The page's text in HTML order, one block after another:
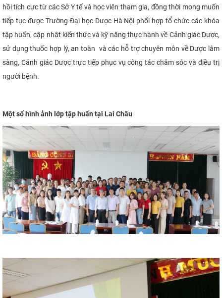
hồi tích cực từ các Sở Y tế và học viên tham gia, đồng thời mong muốn
tiếp tục được Trường Đại học Dược Hà Nội phối hợp tổ chức các khóa
tập huấn, cập nhật kiến thức và kỹ năng thực hành về Cảnh giác Dược,
sử dụng thuốc hợp lý, an toàn và các hỗ trợ chuyên môn về Dược lâm
sàng, Cảnh giác Dược trực tiếp phục vụ công tác chăm sóc và điều trị
người bệnh.
Một số hình ảnh lớp tập huấn tại Lai Châu